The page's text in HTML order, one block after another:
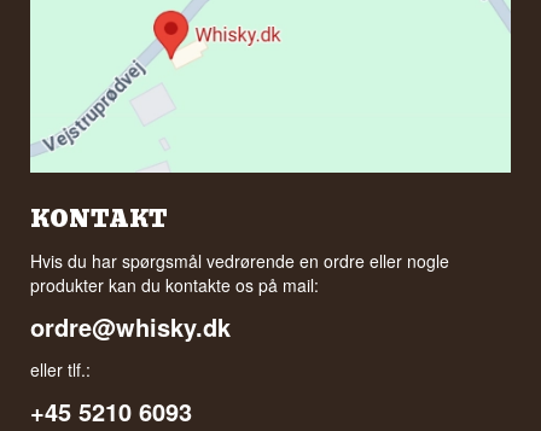
KONTAKT
Hvis du har spørgsmål vedrørende en ordre eller nogle
produkter kan du kontakte os på mail:
ordre@whisky.dk
eller tlf.:
+45 5210 6093